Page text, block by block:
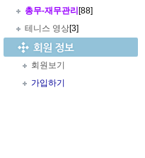
총무-재무관리 [88]
테니스 영상[3]
회원보기
가입하기